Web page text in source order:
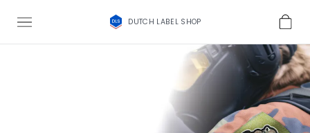
DUTCH LABEL SHOP